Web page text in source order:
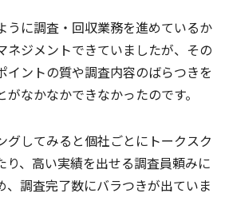
うに調査・回収業務を進めているか
ネジメントできていましたが、その
イントの質や調査内容のばらつきを
なかなかできなかったのです。
グしてみると個社ごとにトークスク
り、高い実績を出せる調査員頼みに
、調査完了数にバラつきが出ていま